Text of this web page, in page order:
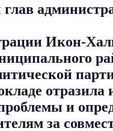
Икон-
отразила
и
за